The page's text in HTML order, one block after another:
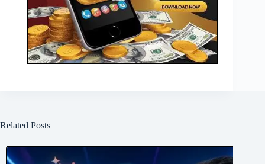
Related Posts